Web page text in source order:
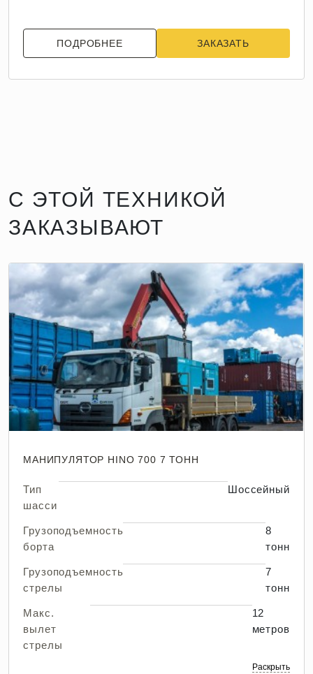
ПОДРОБНЕЕ ЗАКАЗАТЬ
С ЭТОЙ ТЕХНИКОЙ
ЗАКАЗЫВАЮТ
МАНИПУЛЯТОР HINO 700 7 ТОНН
Тип
шасси
Шоссейный
Грузоподъемность
борта
8
тонн
Грузоподъемность
стрелы
7
тонн
Макс.
вылет
стрелы
12
метров
Раскрыть